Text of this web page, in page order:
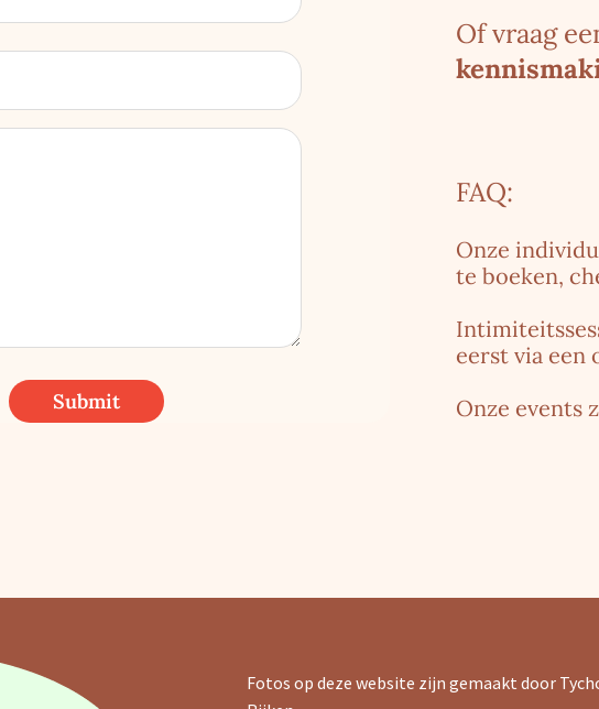
Submit
Of vraag
FAQ:
Onze
te boeken,
eerst via een
Onze events
Fotos op deze website zijn gemaakt door